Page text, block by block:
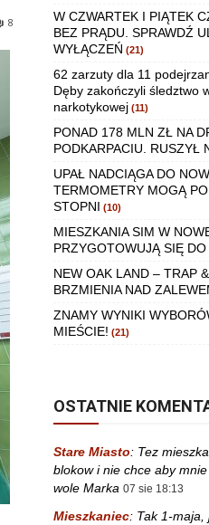
8
W CZWARTEK I PIĄTEK
BEZ PRĄDU. SPRAWDŹ
WYŁĄCZEŃ (21)
62 zarzuty dla 11
Dęby zakończyli śledztwo
narkotykowej (11)
PONAD 178 MLN ZŁ NA
PODKARPACIU. RUSZYŁ
UPAŁ NADCIĄGA DO
TERMOMETRY MOGĄ
STOPNI (10)
MIESZKANIA SIM W
PRZYGOTOWUJĄ SIĘ
NEW OAK LAND – TRAP
BRZMIENIA NAD
ZNAMY WYNIKI
MIEŚCIE! (21)
OSTATNIE
Stare Miasto: Tez
blokow i nie chce aby
wole Marka 07 sie 18:13
Mieszkaniec: Tak 1-maja,